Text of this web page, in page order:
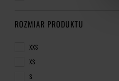
ROZMIAR PRODUKTU
XXS
XS
S